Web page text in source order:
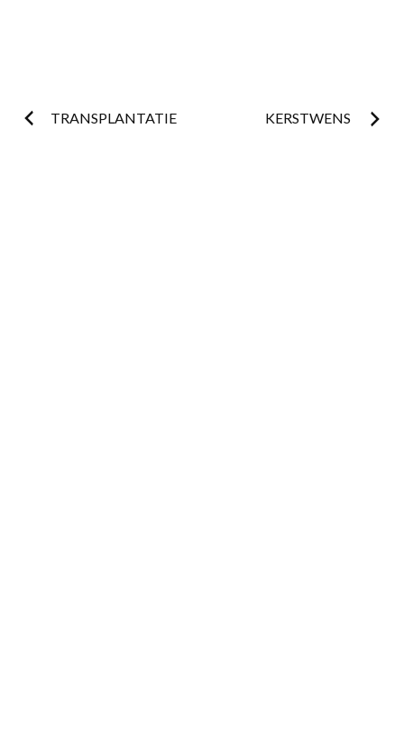
Postnavigatie
TRANSPLANTATIE KERSTWENS